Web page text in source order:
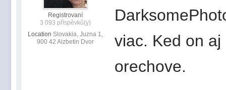
Registrovaní
3 093 příspěvků(y)
Location Slovakia, Juzna 1,
900 42 Alzbetin Dvor
viac. Ked on
orechove.